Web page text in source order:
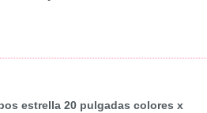
estrella 20 pulgadas colores x